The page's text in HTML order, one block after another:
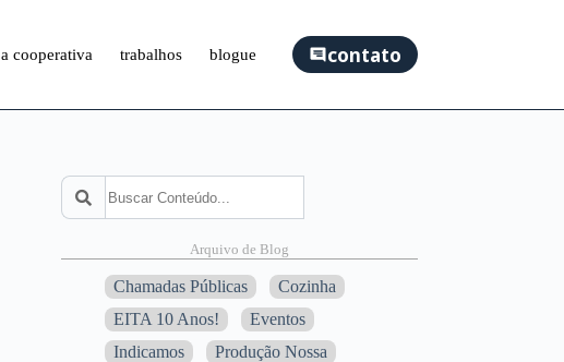
a cooperativa trabalhos blogue contato
Pesquisar
Arquivo de Blog
Chamadas Públicas
Cozinha
EITA 10 Anos!
Eventos
Indicamos
Produção Nossa